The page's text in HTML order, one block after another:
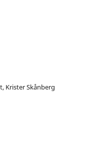
Krister Skånberg